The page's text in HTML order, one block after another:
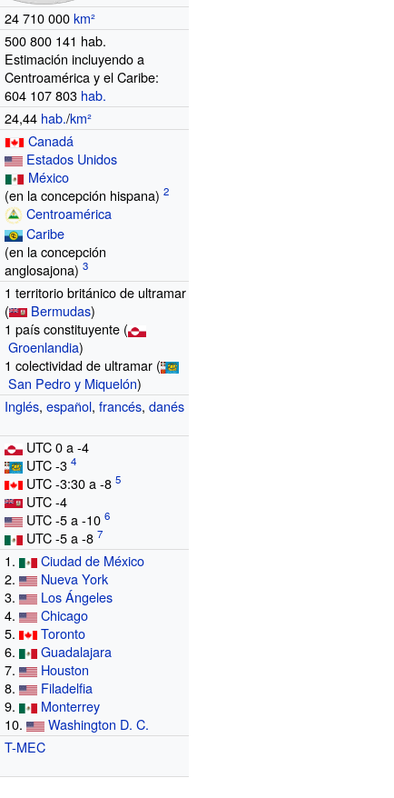
24 710 000 km²
500 800 141 hab.
Estimación incluyendo a
Centroamérica y el Caribe:
604 107 803 hab.
24,44 hab./km²
Canadá
Estados Unidos
México
(en la concepción hispana)
Centroamérica
Caribe
(en la concepción
anglosajona)
1 territorio británico de ultramar
(
Bermudas)
1 país constituyente (
Groenlandia)
1 colectividad de ultramar (
San Pedro y Miquelón)
Inglés,español,francés,danés
UTC 0 a -4
UTC -3
UTC -3:30 a -8
UTC -4
UTC -5 a -10
UTC -5 a -8
1.
Ciudad de México
2.
Nueva York
3.
Los Ángeles
4.
Chicago
5.
Toronto
6.
Guadalajara
7.
Houston
8.
Filadelfia
9.
Monterrey
10.
Washington D. C.
T-MEC